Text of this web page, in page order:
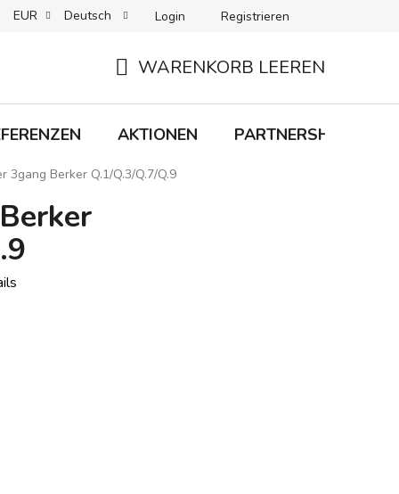
+ LIEFERUNG RÜCKGABEN B2C-BEDINGUNGEN
EUR Deutsch Login Registrieren
WARENKORB LEEREN
AKTIONEN PARTNERSHIP
3gang Berker Q.1/Q.3/Q.7/Q.9